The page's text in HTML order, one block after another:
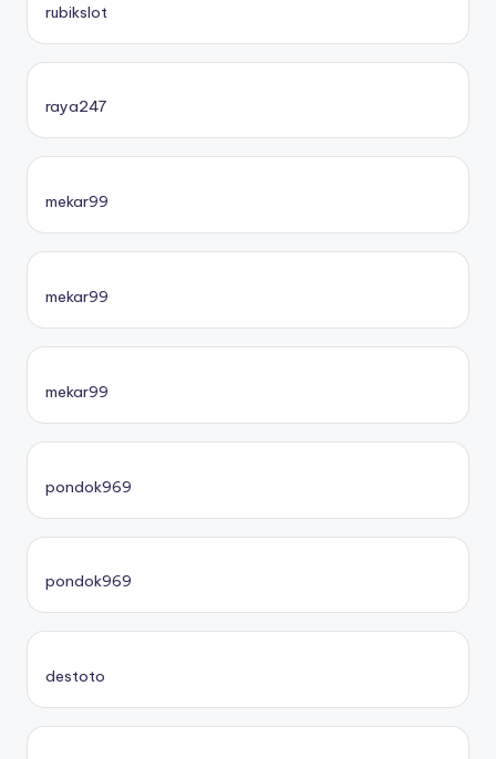
rubikslot
raya247
mekar99
mekar99
mekar99
pondok969
pondok969
destoto